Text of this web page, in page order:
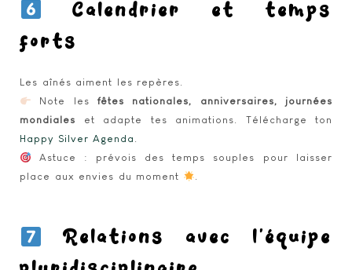
Calendrier et temps
forts
Les aînés aiment les repères.
Note les fêtes nationales, anniversaires, journées
mondiales et adapte tes animations. Télécharge ton
Happy Silver Agenda .
Astuce : prévois des temps souples pour laisser
place aux envies du moment
.
Relations avec l’équipe